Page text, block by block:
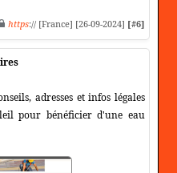
https:// [France] [26-09-2024] [#6]
adresses et infos légales
pour bénéficier d'une eau